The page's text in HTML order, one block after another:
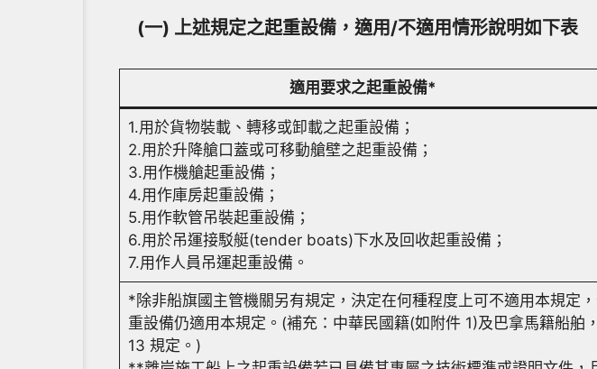
(一) 上述規定之起重設備，適用/不適用情形說明如下表
適用要求之起重設備*
1.用於貨物裝載、轉移或卸載之起重設備；
2.用於升降艙口蓋或可移動艙壁之起重設備；
3.用作機艙起重設備；
4.用作庫房起重設備；
5.用作軟管吊裝起重設備；
6.用於吊運接駁艇(tender boats)下水及回收起重設備；
7.用作人員吊運起重設備。
*除非船旗國主管機關另有規定，決定在何種程度上可不適用本規
重設備仍適用本規定。(補充：中華民國籍(如附件 1)及巴拿馬籍船
13 規定。)